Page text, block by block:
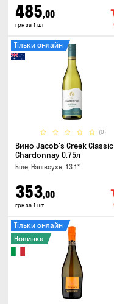
485,00
грн за 1 шт
(0)
Тільки онлайн
Вино Jacob's Creek Classic
Chardonnay 0.75л
Біле, Напівсухе, 13.1°
353,00
грн за 1 шт
Тільки онлайн
Новинка